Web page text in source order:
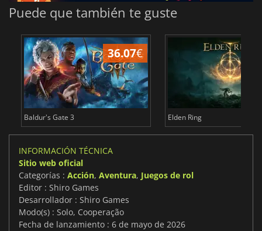
Puede que también te guste
36.07€
Baldur's Gate 3 Elden Ring
INFORMACIÓN TÉCNICA
Sitio web oficial
Categorías : Acción, Aventura, Juegos de rol
Editor : Shiro Games
Desarrollador : Shiro Games
Modo(s) : Solo, Cooperação
Fecha de lanzamiento : 6 de mayo de 2026